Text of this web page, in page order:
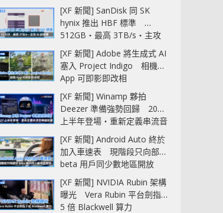
[XF 新聞] SanDisk 同 SK
hynix 推出 HBF 標準
512GB‧最高 3TB/s‧主攻
AI 記憶體
[XF 新聞] Adobe 將生成式 AI
塞入 Project Indigo 相機
App 可即影即改相
[XF 新聞] Winamp 夥拍
Deezer 準備強勢回歸 2027
上半年登場‧重新定義串流音
樂播放器
[XF 新聞] Android Auto 終於
加入車速表 現階段只向部分
beta 用戶同少數地區開放
[XF 新聞] NVIDIA Rubin 架構
曝光 Vera Rubin 平台劍指
5 倍 Blackwell 算力